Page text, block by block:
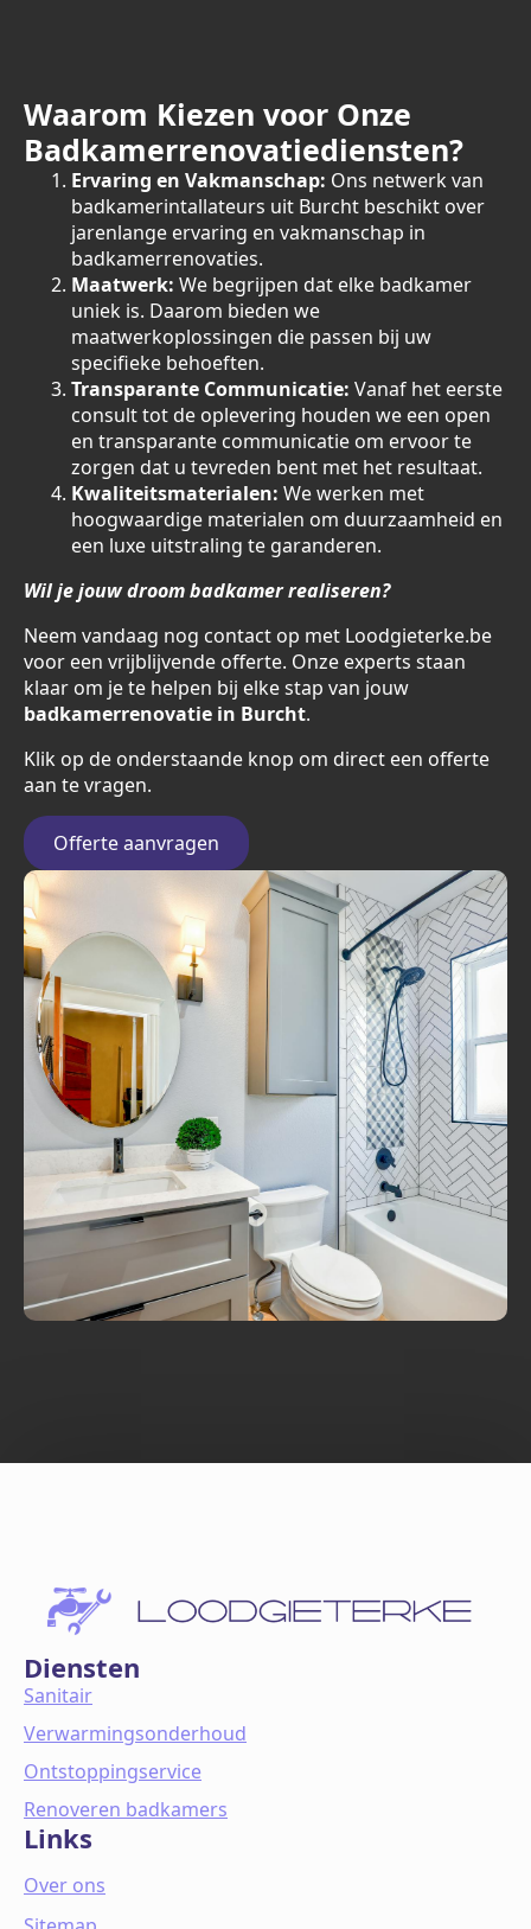
Waarom Kiezen voor Onze
Badkamerrenovatiediensten?
Ervaring en Vakmanschap: Ons netwerk van
badkamerintallateurs uit Burcht beschikt over
jarenlange ervaring en vakmanschap in
badkamerrenovaties.
Maatwerk: We begrijpen dat elke badkamer
uniek is. Daarom bieden we
maatwerkoplossingen die passen bij uw
specifieke behoeften.
Transparante Communicatie: Vanaf het eerste
consult tot de oplevering houden we een open
en transparante communicatie om ervoor te
zorgen dat u tevreden bent met het resultaat.
Kwaliteitsmaterialen: We werken met
hoogwaardige materialen om duurzaamheid en
een luxe uitstraling te garanderen.
Wil je jouw droom badkamer realiseren?
Neem vandaag nog contact op met Loodgieterke.be
voor een vrijblijvende offerte. Onze experts staan
klaar om je te helpen bij elke stap van jouw
badkamerrenovatie in Burcht.
Klik op de onderstaande knop om direct een offerte
aan te vragen.
Offerte aanvragen
Diensten
Sanitair
Verwarmingsonderhoud
Ontstoppingservice
Renoveren badkamers
Links
Over ons